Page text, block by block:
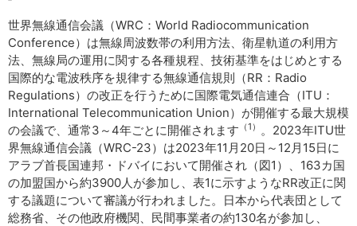
世界無線通信会議（WRC：World Radiocommunication
Conference）は無線周波数帯の利用方法、衛星軌道の利用方
法、無線局の運用に関する各種規程、技術基準をはじめとする
国際的な電波秩序を規律する無線通信規則（RR：Radio
Regulations）の改正を行うために国際電気通信連合（ITU：
International Telecommunication Union）が開催する最大規模
の会議で、通常3～4年ごとに開催されます （1） 。2023年ITU世
界無線通信会議（WRC-23）は2023年11月20日～12月15日に
アラブ首長国連邦・ドバイにおいて開催され（図1）、163カ国
の加盟国から約3900人が参加し、表1に示すようなRR改正に関
する議題について審議が行われました。日本から代表団として
総務省、その他政府機関、民間事業者の約130名が参加し、